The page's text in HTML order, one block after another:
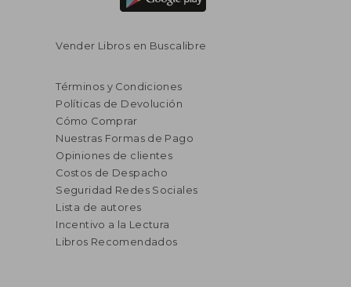
Vender Libros en Buscalibre
Términos y Condiciones
Políticas de Devolución
Cómo Comprar
Nuestras Formas de Pago
Opiniones de clientes
Costos de Despacho
Seguridad Redes Sociales
Lista de autores
Incentivo a la Lectura
Libros Recomendados